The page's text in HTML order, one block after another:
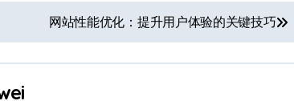
网站性能优化：提升用户体验的关键技巧